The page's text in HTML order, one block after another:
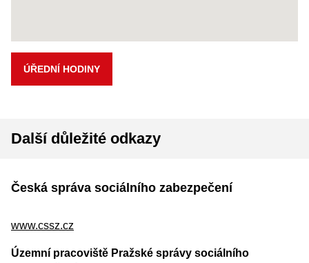
ÚŘEDNÍ HODINY
Další důležité odkazy
Česká správa sociálního zabezpečení
www.cssz.cz
Územní pracoviště Pražské správy sociálního